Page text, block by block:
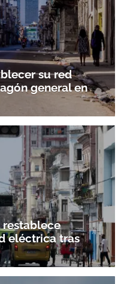
su red
general en
restablece
eléctrica tras